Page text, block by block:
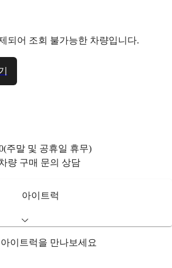
되어 조회 불가능한 차량입니다.
주말 및 공휴일 휴무)
량 구매 문의 상담
아이트럭
이트럭을 만나보세요